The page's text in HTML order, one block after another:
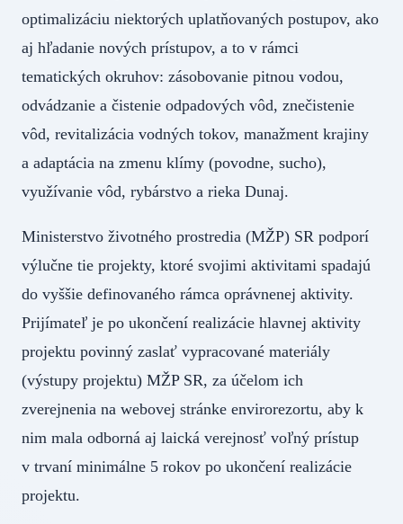
optimalizáciu niektorých uplatňovaných postupov, ako
aj hľadanie nových prístupov, a to v rámci
tematických okruhov: zásobovanie pitnou vodou,
odvádzanie a čistenie odpadových vôd, znečistenie
vôd, revitalizácia vodných tokov, manažment krajiny
a adaptácia na zmenu klímy (povodne, sucho),
využívanie vôd, rybárstvo a rieka Dunaj.
Ministerstvo životného prostredia (MŽP) SR podporí
výlučne tie projekty, ktoré svojimi aktivitami spadajú
do vyššie definovaného rámca oprávnenej aktivity.
Prijímateľ je po ukončení realizácie hlavnej aktivity
projektu povinný zaslať vypracované materiály
(výstupy projektu) MŽP SR, za účelom ich
zverejnenia na webovej stránke envirorezortu, aby k
nim mala odborná aj laická verejnosť voľný prístup
v trvaní minimálne 5 rokov po ukončení realizácie
projektu.